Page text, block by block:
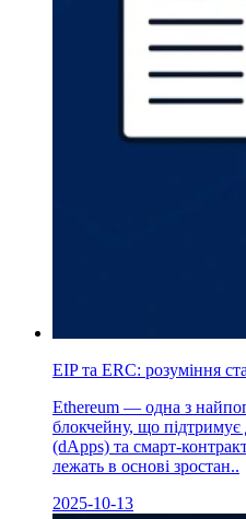
EIP та ERC: розуміння
Ethereum — одна з
блокчейну, що підтримує
(dApps) та смарт-
лежать в основі зростан..
2025-10-13